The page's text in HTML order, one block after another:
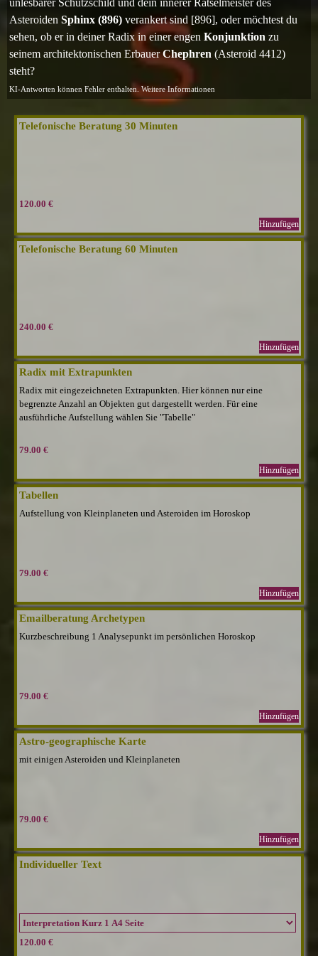
unlesbarer Schutzschild und dein innerer Rätselmeister des
Asteroiden Sphinx (896) verankert sind [896], oder möchtest du
sehen, ob er in deiner Radix in einer engen Konjunktion zu
seinem architektonischen ErbauerChephren (Asteroid 4412)
steht?
KI-Antworten können Fehler enthalten. Weitere Informationen
Telefonische Beratung 30 Minuten
120.00 €
Hinzufügen
Telefonische Beratung 60 Minuten
240.00 €
Hinzufügen
Radix mit Extrapunkten
Radix mit eingezeichneten Extrapunkten. Hier können nur eine
begrenzte Anzahl an Objekten gut dargestellt werden. Für eine
ausführliche Aufstellung wählen Sie "Tabelle"
79.00 €
Hinzufügen
Tabellen
Aufstellung von Kleinplaneten und Asteroiden im Horoskop
79.00 €
Hinzufügen
Emailberatung Archetypen
Kurzbeschreibung 1 Analysepunkt im persönlichen Horoskop
79.00 €
Hinzufügen
Astro-geographische Karte
mit einigen Asteroiden und Kleinplaneten
79.00 €
Hinzufügen
Individueller Text
120.00 €